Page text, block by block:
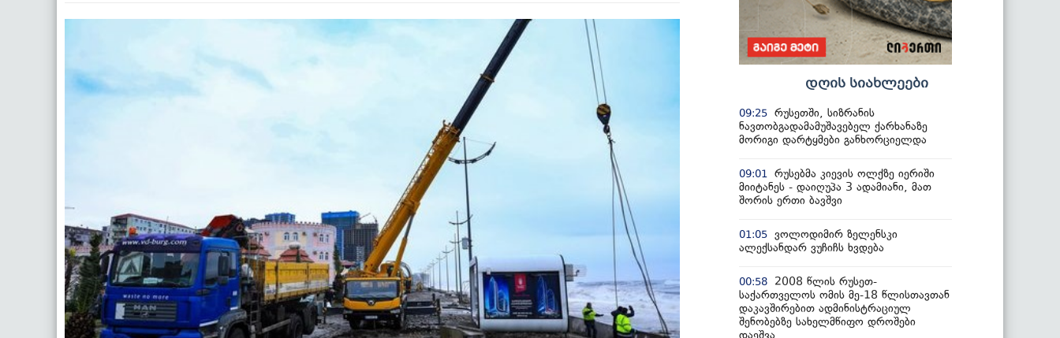
დღის სიახლეები
09:25 რუსეთში, სიზრანის
ნავთობგადამამუშავებელ ქარხანაზე
მორიგი დარტყმები განხორციელდა
09:01
რუსებმა კიევის ოლქზე იერიში
მიიტანეს - დაიღუპა 3 ადამიანი, მათ
შორის ერთი ბავშვი
01:05 ვოლოდიმირ ზელენსკი
ალექსანდარ ვუჩიჩს ხვდება
00:58
2008 წლის რუსეთ-
საქართველოს ომის მე-18 წლისთავთან
დაკავშირებით ადმინისტრაციულ
შენობებზე სახელმწიფო დროშები
დაეშვა